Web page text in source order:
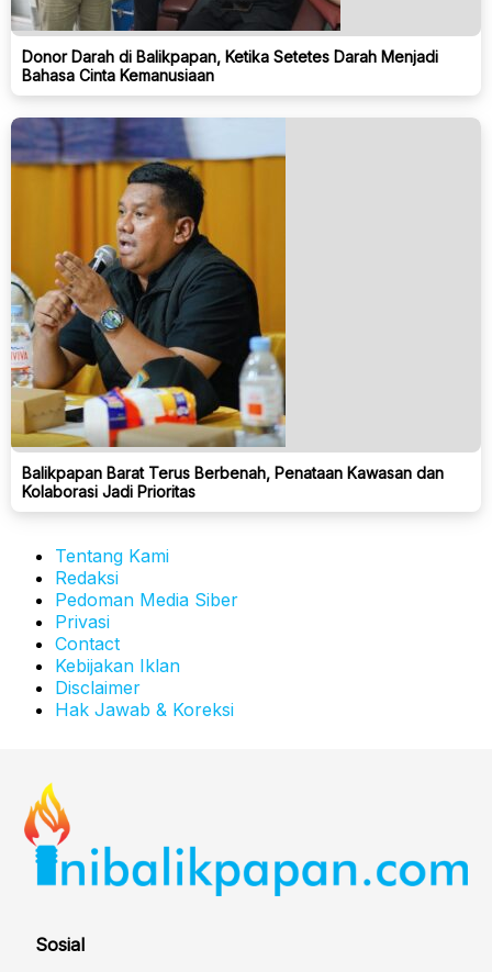
Donor Darah di Balikpapan, Ketika Setetes Darah Menjadi
Bahasa Cinta Kemanusiaan
Balikpapan Barat Terus Berbenah, Penataan Kawasan dan
Kolaborasi Jadi Prioritas
Tentang Kami
Redaksi
Pedoman Media Siber
Privasi
Contact
Kebijakan Iklan
Disclaimer
Hak Jawab & Koreksi
Sosial